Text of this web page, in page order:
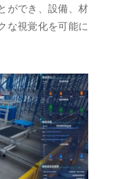
ができ、設備、材
な視覚化を可能に